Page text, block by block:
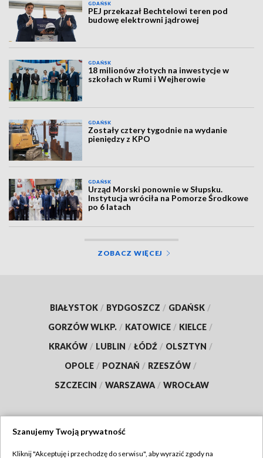
GDAŃSK
PEJ przekazał Bechtelowi teren pod
budowę elektrowni jądrowej
GDAŃSK
18 milionów złotych na inwestycje w
szkołach w Rumi i Wejherowie
GDAŃSK
Zostały cztery tygodnie na wydanie
pieniędzy z KPO
GDAŃSK
Urząd Morski ponownie w Słupsku.
Instytucja wróciła na Pomorze Środkowe
po 6 latach
ZOBACZ WIĘCEJ
BIAŁYSTOK / BYDGOSZCZ / GDAŃSK /
GORZÓW WLKP. / KATOWICE / KIELCE /
KRAKÓW / LUBLIN / ŁÓDŹ / OLSZTYN /
OPOLE / POZNAŃ / RZESZÓW /
SZCZECIN / WARSZAWA / WROCŁAW
Szanujemy Twoją prywatność
Kliknij "Akceptuję i przechodzę do serwisu", aby wyrazić zgody na